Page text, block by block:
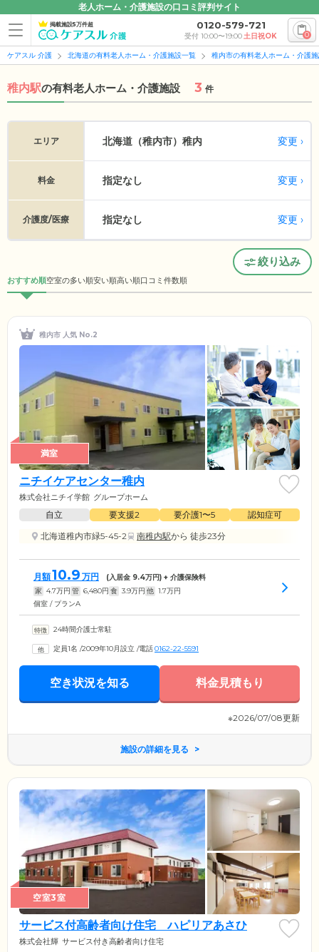
老人ホーム・介護施設の口コミ評判サイト
掲載施設5万件超 0120-579-721
受付 10:00〜19:00土日祝OK 0
ケアスル 介護 北海道の有料老人ホーム・介護施設一覧 稚内市の有料老人ホーム・介護
稚内駅の有料老人ホーム・介護施設 3 件
エリア 北海道（稚内市） 稚内 変更
料金 指定なし 変更
介護度/医療 指定なし 変更
絞り込み
おすすめ順空室の多い順安い順高い順口コミ件数順
稚内市 人気 No.2
満室
ニチイケアセンター稚内
株式会社ニチイ学館 グループホーム
自立 要支援2 要介護1〜5
認知症可
北海道稚内市緑5-45-2
南稚内駅から 徒歩23分
月額10.9 万円 (入居金 9.4万円) + 介護保険料
家 4.7万円 管 6,480円 食 3.9万円 他 1.7万円
個室 / プランA
24時間介護士常駐
定員1名 /2009年10月設立 /電話0162-22-5591
空き状況を知る 料金見積もり
※2026/07/08更新
施設の詳細を見る
空室3室
サービス付高齢者向け住宅 ハピリアあさひ
株式会社輝 サービス付き高齢者向け住宅